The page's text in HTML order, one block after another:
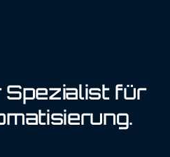
für